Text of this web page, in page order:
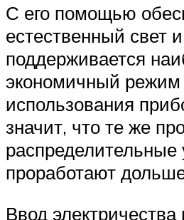
С его помощью
естественный свет и
поддерживается
экономичный режим
использования
значит, что те же
распределительные
проработают
Ввод электричества